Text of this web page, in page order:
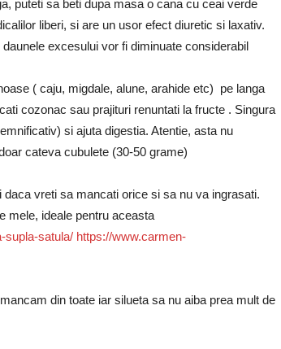
puteti sa beti dupa masa o cana cu ceai verde
liberi, si are un usor efect diuretic si laxativ.
excesului vor fi diminuate considerabil
( caju, migdale, alune, arahide etc) pe langa
cozonac sau prajituri renuntati la fructe . Singura
si ajuta digestia. Atentie, asta nu
cateva cubulete (30-50 grame)
vreti sa mancati orice si sa nu va ingrasati.
mele, ideale pentru aceasta
supla-satula/ https://www.carmen-
din toate iar silueta sa nu aiba prea mult de